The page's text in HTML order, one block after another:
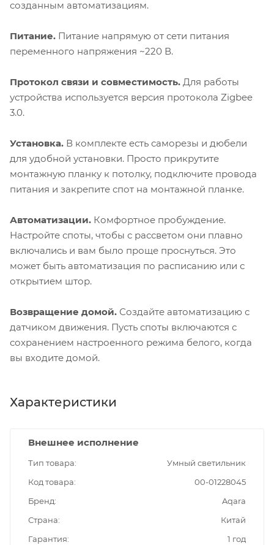
созданным автоматизациям.
Питание. Питание напрямую от сети питания
переменного напряжения ~220 В.
Протокол связи и совместимость. Для работы
устройства используется версия протокола Zigbee
3.0.
Установка. В комплекте есть саморезы и дюбели
для удобной установки. Просто прикрутите
монтажную планку к потолку, подключите провода
питания и закрепите спот на монтажной планке.
Автоматизации. Комфортное пробуждение.
Настройте споты, чтобы с рассветом они плавно
включались и вам было проще проснуться. Это
может быть автоматизация по расписанию или с
открытием штор.
Возвращение домой. Создайте автоматизацию с
датчиком движения. Пусть споты включаются с
сохранением настроенного режима белого, когда
вы входите домой.
Характеристики
Внешнее исполнение
Тип товара
Умный светильник
Код товара
00-01228045
Бренд
Aqara
Страна
Китай
Гарантия
1 год